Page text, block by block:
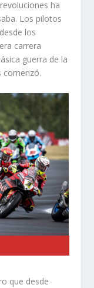
ha
Los pilotos
los
carrera
guerra de la
comenzó.
que desde